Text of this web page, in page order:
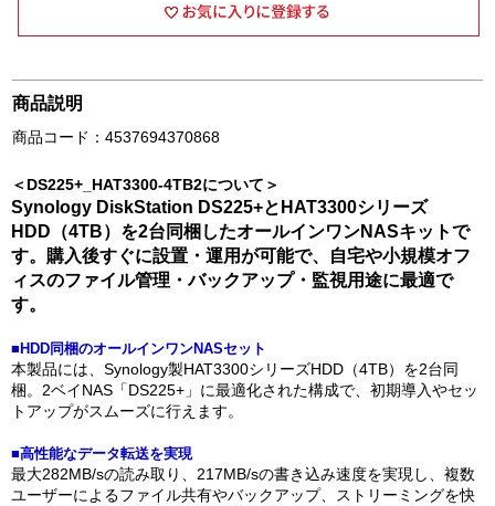
商品説明
商品コード：4537694370868
＜DS225+_HAT3300-4TB2について＞
Synology DiskStation DS225+とHAT3300シリーズ
HDD（4TB）を2台同梱したオールインワンNASキットで
す。購入後すぐに設置・運用が可能で、自宅や小規模オフ
ィスのファイル管理・バックアップ・監視用途に最適で
す。
■HDD同梱のオールインワンNASセット
本製品には、Synology製HAT3300シリーズHDD（4TB）を2台同
梱。2ベイNAS「DS225+」に最適化された構成で、初期導入やセッ
トアップがスムーズに行えます。
■高性能なデータ転送を実現
最大282MB/sの読み取り、217MB/sの書き込み速度を実現し、複数
ユーザーによるファイル共有やバックアップ、ストリーミングを快